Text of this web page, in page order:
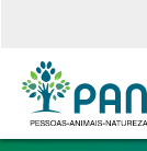
para
conteúdo
principal
da